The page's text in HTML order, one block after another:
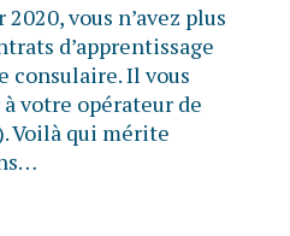
vous n’avez plus
d’apprentissage
consulaire. Il vous
votre opérateur de
Voilà qui mérite